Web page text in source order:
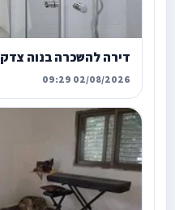
דירה להשכרה בנוה צדק
02/08/2026 09:29